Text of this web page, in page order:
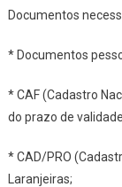
Documentos
* Documentos
* CAF (Cadastro
do prazo de
* CAD/PRO
Laranjeiras;